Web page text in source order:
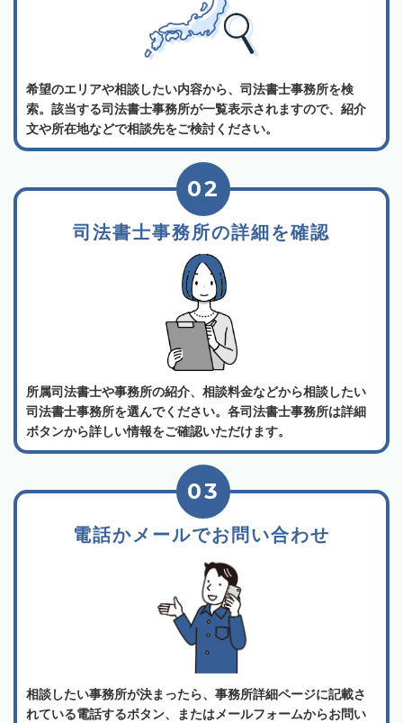
希望のエリアや相談したい内容から、司法書士事務所を検
索。該当する司法書士事務所が一覧表示されますので、紹介
文や所在地などで相談先をご検討ください。
司法書士事務所の詳細を確認
02
所属司法書士や事務所の紹介、相談料金などから相談したい
司法書士事務所を選んでください。各司法書士事務所は詳細
ボタンから詳しい情報をご確認いただけます。
電話かメールでお問い合わせ
03
相談したい事務所が決まったら、事務所詳細ページに記載さ
れている電話するボタン、またはメールフォームからお問い